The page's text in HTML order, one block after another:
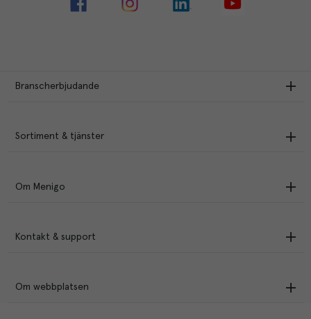
Branscherbjudande
Sortiment & tjänster
Om Menigo
Kontakt & support
Om webbplatsen